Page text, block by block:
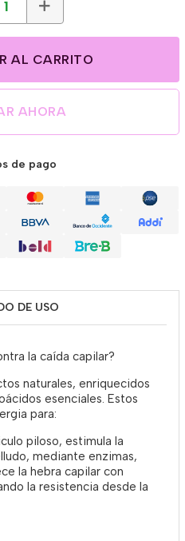
AL CARRITO
AHORA
de pago
DE USO
la caída capilar?
naturales, enriquecidos
esenciales. Estos
para:
piloso, estimula la
mediante enzimas,
la hebra capilar con
la resistencia desde la